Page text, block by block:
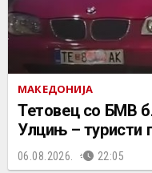
МАКЕДОНИЈА
Тетовец со БМВ
Улцињ – туристи
06.08.2026. 22:05